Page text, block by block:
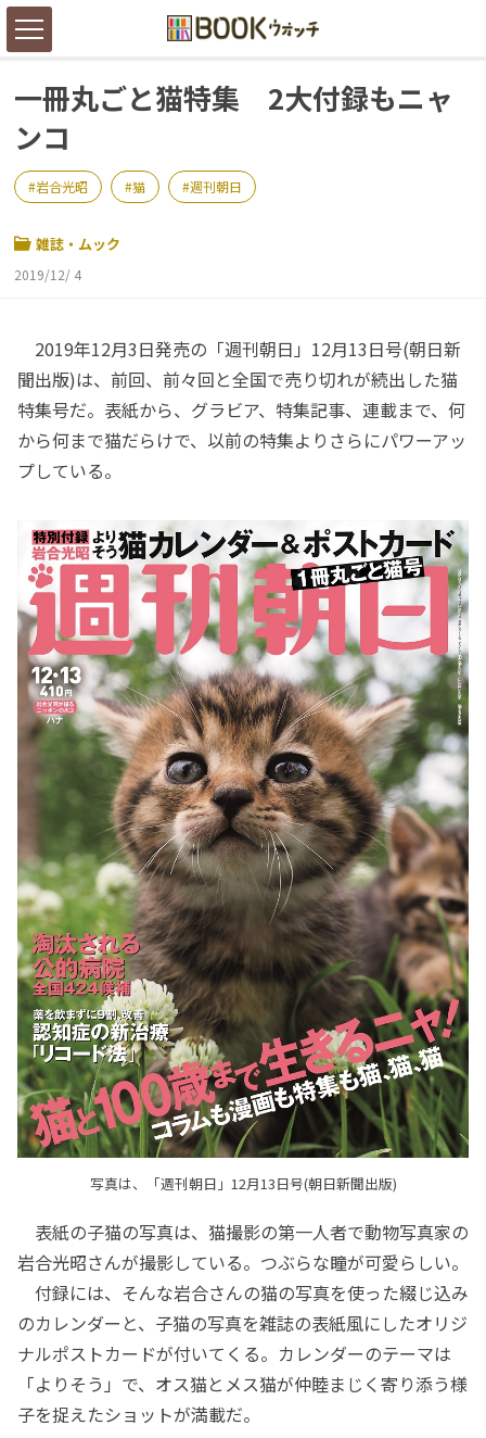
一冊丸ごと猫特集 2大付録もニャ
ンコ
岩合光昭 猫 週刊朝日
雑誌・ムック
2019/12/ 4
2019年12月3日発売の「週刊朝日」12月13日号(朝日新
聞出版)は、前回、前々回と全国で売り切れが続出した猫
特集号だ。表紙から、グラビア、特集記事、連載まで、何
から何まで猫だらけで、以前の特集よりさらにパワーアッ
プしている。
写真は、「週刊朝日」12月13日号(朝日新聞出版)
表紙の子猫の写真は、猫撮影の第一人者で動物写真家の
岩合光昭さんが撮影している。つぶらな瞳が可愛らしい。
付録には、そんな岩合さんの猫の写真を使った綴じ込み
のカレンダーと、子猫の写真を雑誌の表紙風にしたオリジ
ナルポストカードが付いてくる。カレンダーのテーマは
「よりそう」で、オス猫とメス猫が仲睦まじく寄り添う様
子を捉えたショットが満載だ。